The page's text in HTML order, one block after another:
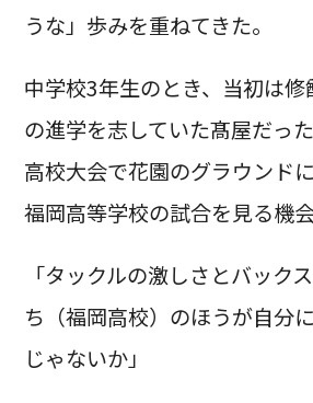
うな」歩みを重ねてきた。
中学校3年生のとき、当初は
の進学を志していた髙屋だっ
高校大会で花園のグラウンド
福岡高等学校の試合を見る機
「タックルの激しさとバック
ち（福岡高校）のほうが自分
じゃないか」